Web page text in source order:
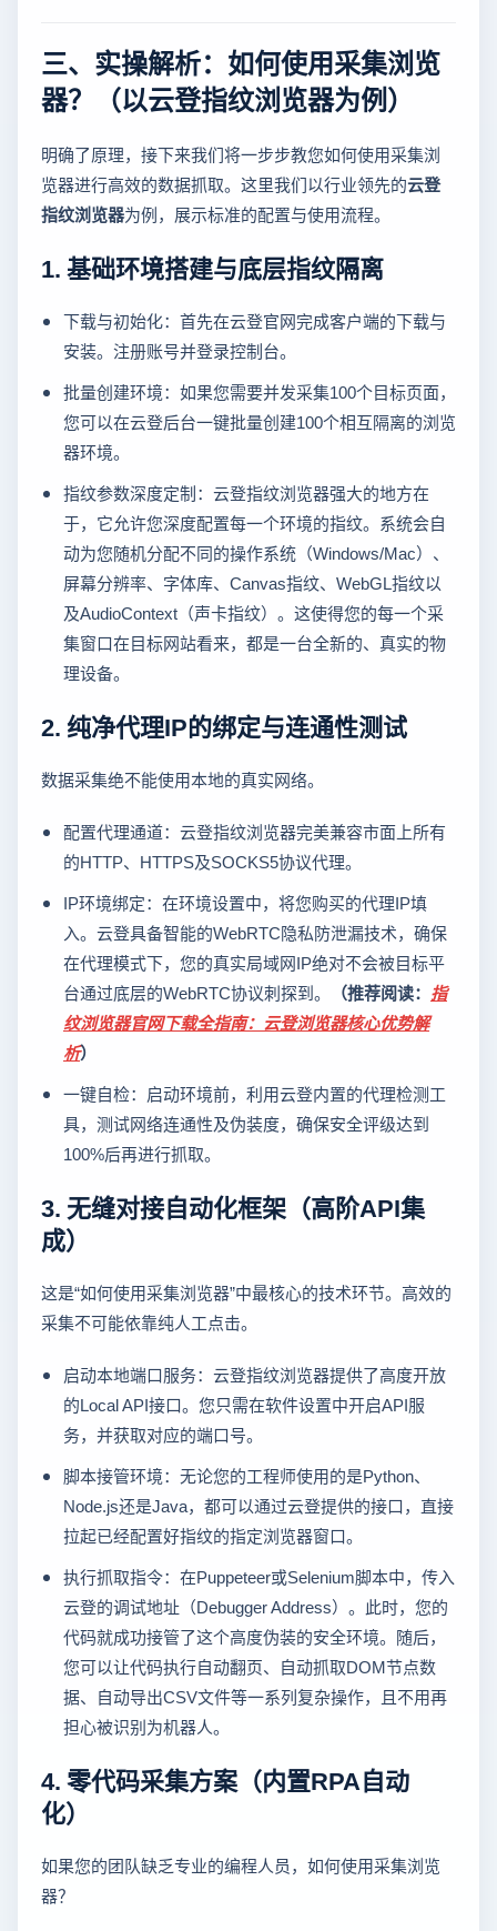
三、实操解析：如何使用采集浏览
器？（以云登指纹浏览器为例）
明确了原理，接下来我们将一步步教您如何使用采集浏
览器进行高效的数据抓取。这里我们以行业领先的云登
指纹浏览器为例，展示标准的配置与使用流程。
1. 基础环境搭建与底层指纹隔离
下载与初始化：首先在云登官网完成客户端的下载与
安装。注册账号并登录控制台。
批量创建环境：如果您需要并发采集100个目标页面，
您可以在云登后台一键批量创建100个相互隔离的浏览
器环境。
指纹参数深度定制：云登指纹浏览器强大的地方在
于，它允许您深度配置每一个环境的指纹。系统会自
动为您随机分配不同的操作系统（Windows/Mac）、
屏幕分辨率、字体库、Canvas指纹、WebGL指纹以
及AudioContext（声卡指纹）。这使得您的每一个采
集窗口在目标网站看来，都是一台全新的、真实的物
理设备。
2. 纯净代理IP的绑定与连通性测试
数据采集绝不能使用本地的真实网络。
配置代理通道：云登指纹浏览器完美兼容市面上所有
的HTTP、HTTPS及SOCKS5协议代理。
IP环境绑定：在环境设置中，将您购买的代理IP填
入。云登具备智能的WebRTC隐私防泄漏技术，确保
在代理模式下，您的真实局域网IP绝对不会被目标平
台通过底层的WebRTC协议刺探到。
（推荐阅读： 指
纹浏览器官网下载全指南：云登浏览器核心优势解
析）
一键自检：启动环境前，利用云登内置的代理检测工
具，测试网络连通性及伪装度，确保安全评级达到
100%后再进行抓取。
3. 无缝对接自动化框架（高阶API集
成）
这是“如何使用采集浏览器”中最核心的技术环节。高效的
采集不可能依靠纯人工点击。
启动本地端口服务：云登指纹浏览器提供了高度开放
的Local API接口。您只需在软件设置中开启API服
务，并获取对应的端口号。
脚本接管环境：无论您的工程师使用的是Python、
Node.js还是Java，都可以通过云登提供的接口，直接
拉起已经配置好指纹的指定浏览器窗口。
执行抓取指令：在Puppeteer或Selenium脚本中，传入
云登的调试地址（Debugger Address）。此时，您的
代码就成功接管了这个高度伪装的安全环境。随后，
您可以让代码执行自动翻页、自动抓取DOM节点数
据、自动导出CSV文件等一系列复杂操作，且不用再
担心被识别为机器人。
4. 零代码采集方案（内置RPA自动
化）
如果您的团队缺乏专业的编程人员，如何使用采集浏览
器？